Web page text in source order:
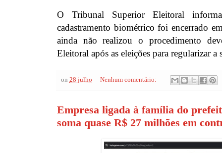
O Tribunal Superior Eleitoral
cadastramento biométrico foi encerrado
ainda não realizou o procedimento
Eleitoral após as eleições para regularizar a
on 28 julho Nenhum comentário:
Empresa ligada à família do
soma quase R$ 27 milhões em